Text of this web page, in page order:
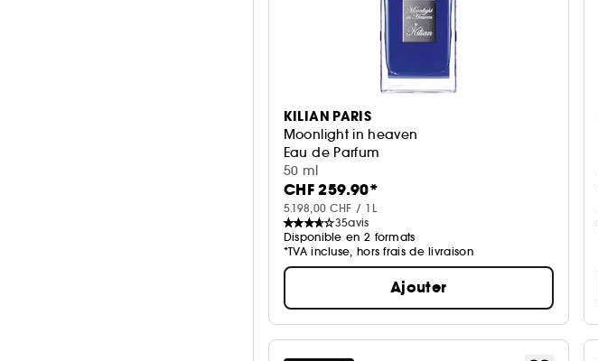
KILIAN PARIS
Moonlight in heaven
Eau de Parfum
50 ml
CHF 259.90*
5.198,00 CHF / 1L
35avis
Disponible en 2 formats
*TVA incluse, hors frais de livraison
Ajouter